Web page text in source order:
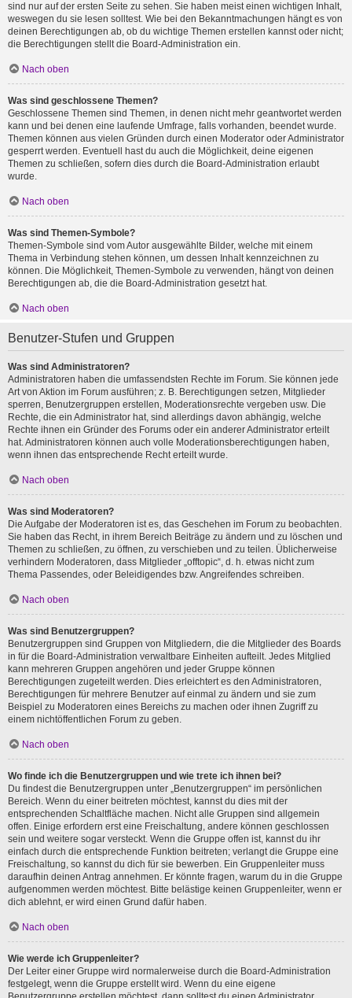
sind nur auf der ersten Seite zu sehen. Sie haben meist einen wichtigen Inhalt,
weswegen du sie lesen solltest. Wie bei den Bekanntmachungen hängt es von
deinen Berechtigungen ab, ob du wichtige Themen erstellen kannst oder nicht;
die Berechtigungen stellt die Board-Administration ein.
Nach oben
Was sind geschlossene Themen?
Geschlossene Themen sind Themen, in denen nicht mehr geantwortet werden
kann und bei denen eine laufende Umfrage, falls vorhanden, beendet wurde.
Themen können aus vielen Gründen durch einen Moderator oder Administrator
gesperrt werden. Eventuell hast du auch die Möglichkeit, deine eigenen
Themen zu schließen, sofern dies durch die Board-Administration erlaubt
wurde.
Nach oben
Was sind Themen-Symbole?
Themen-Symbole sind vom Autor ausgewählte Bilder, welche mit einem
Thema in Verbindung stehen können, um dessen Inhalt kennzeichnen zu
können. Die Möglichkeit, Themen-Symbole zu verwenden, hängt von deinen
Berechtigungen ab, die die Board-Administration gesetzt hat.
Nach oben
Benutzer-Stufen und Gruppen
Was sind Administratoren?
Administratoren haben die umfassendsten Rechte im Forum. Sie können jede
Art von Aktion im Forum ausführen; z. B. Berechtigungen setzen, Mitglieder
sperren, Benutzergruppen erstellen, Moderationsrechte vergeben usw. Die
Rechte, die ein Administrator hat, sind allerdings davon abhängig, welche
Rechte ihnen ein Gründer des Forums oder ein anderer Administrator erteilt
hat. Administratoren können auch volle Moderationsberechtigungen haben,
wenn ihnen das entsprechende Recht erteilt wurde.
Nach oben
Was sind Moderatoren?
Die Aufgabe der Moderatoren ist es, das Geschehen im Forum zu beobachten.
Sie haben das Recht, in ihrem Bereich Beiträge zu ändern und zu löschen und
Themen zu schließen, zu öffnen, zu verschieben und zu teilen. Üblicherweise
verhindern Moderatoren, dass Mitglieder „offtopic“, d. h. etwas nicht zum
Thema Passendes, oder Beleidigendes bzw. Angreifendes schreiben.
Nach oben
Was sind Benutzergruppen?
Benutzergruppen sind Gruppen von Mitgliedern, die die Mitglieder des Boards
in für die Board-Administration verwaltbare Einheiten aufteilt. Jedes Mitglied
kann mehreren Gruppen angehören und jeder Gruppe können
Berechtigungen zugeteilt werden. Dies erleichtert es den Administratoren,
Berechtigungen für mehrere Benutzer auf einmal zu ändern und sie zum
Beispiel zu Moderatoren eines Bereichs zu machen oder ihnen Zugriff zu
einem nichtöffentlichen Forum zu geben.
Nach oben
Wo finde ich die Benutzergruppen und wie trete ich ihnen bei?
Du findest die Benutzergruppen unter „Benutzergruppen“ im persönlichen
Bereich. Wenn du einer beitreten möchtest, kannst du dies mit der
entsprechenden Schaltfläche machen. Nicht alle Gruppen sind allgemein
offen. Einige erfordern erst eine Freischaltung, andere können geschlossen
sein und weitere sogar versteckt. Wenn die Gruppe offen ist, kannst du ihr
einfach durch die entsprechende Funktion beitreten; verlangt die Gruppe eine
Freischaltung, so kannst du dich für sie bewerben. Ein Gruppenleiter muss
daraufhin deinen Antrag annehmen. Er könnte fragen, warum du in die Gruppe
aufgenommen werden möchtest. Bitte belästige keinen Gruppenleiter, wenn er
dich ablehnt, er wird einen Grund dafür haben.
Nach oben
Wie werde ich Gruppenleiter?
Der Leiter einer Gruppe wird normalerweise durch die Board-Administration
festgelegt, wenn die Gruppe erstellt wird. Wenn du eine eigene